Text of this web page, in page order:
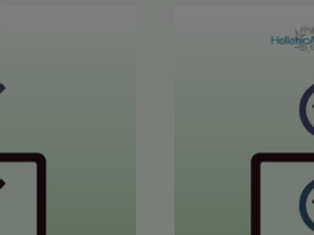
Ελληνομάθειας Μαΐου